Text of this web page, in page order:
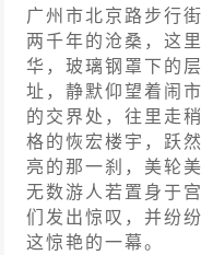
广州市北京路步行
两千年的沧桑，这
华，玻璃钢罩下的
址，静默仰望着闹
的交界处，往里走
格的恢宏楼宇，跃
亮的那一刹，美轮
无数游人若置身于
们发出惊叹，并纷
这惊艳的一幕。